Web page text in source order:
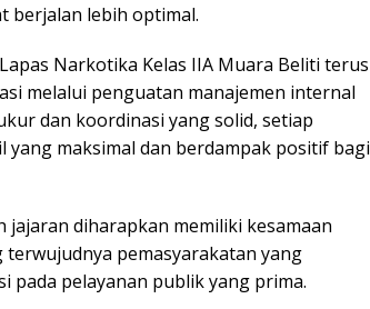
berjalan lebih optimal.
Narkotika Kelas IIA Muara Beliti terus
melalui penguatan manajemen internal
dan koordinasi yang solid, setiap
maksimal dan berdampak positif bagi
diharapkan memiliki kesamaan
pemasyarakatan yang
pada pelayanan publik yang prima.